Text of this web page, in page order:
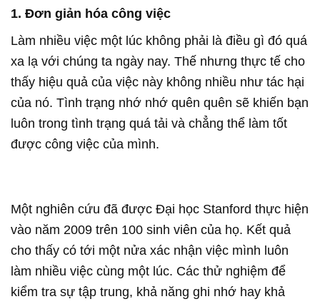
1. Đơn giản hóa công việc
Làm nhiều việc một lúc không phải là điều gì đó quá
xa lạ với chúng ta ngày nay. Thế nhưng thực tế cho
thấy hiệu quả của việc này không nhiều như tác hại
của nó. Tình trạng nhớ nhớ quên quên sẽ khiến bạn
luôn trong tình trạng quá tải và chẳng thể làm tốt
được công việc của mình.
Một nghiên cứu đã được Đại học Stanford thực hiện
vào năm 2009 trên 100 sinh viên của họ. Kết quả
cho thấy có tới một nửa xác nhận việc mình luôn
làm nhiều việc cùng một lúc. Các thử nghiệm để
kiểm tra sự tập trung, khả năng ghi nhớ hay khả